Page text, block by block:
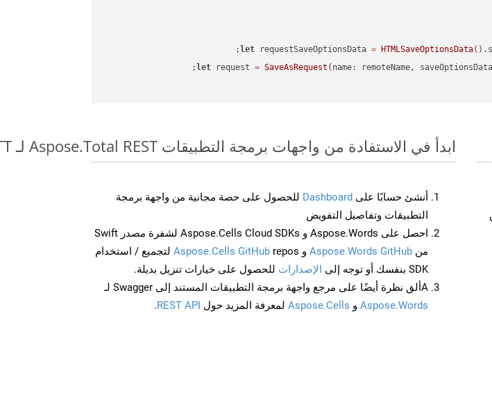
let requestSaveOptionsData = HTMLSaveOptionsData
let request = SaveAsRequest (name: remoteName,
ابدأ في الاستفادة من واجهات برمجة التطبيقات Aspose.Total REST لـ WEB to OTT
أنشئ حسابًا على Dashboard للحصول على حصة مجانية من واجهة برمجة
التطبيقات وتفاصيل التفويض
احصل على Aspose.Words و Aspose.Cells Cloud SDKs لشفرة مصدر Swift
من Aspose.Words GitHub و Aspose.Cells GitHub repos لتجميع / استخدام
SDK بنفسك أو توجه إلى
الإصدارات للحصول على خيارات تنزيل بديلة.
Aألق نظرة أيضًا على مرجع واجهة برمجة التطبيقات المستند إلى Swagger لـ
Aspose.Words و Aspose.Cells لمعرفة المزيد حول REST API
.